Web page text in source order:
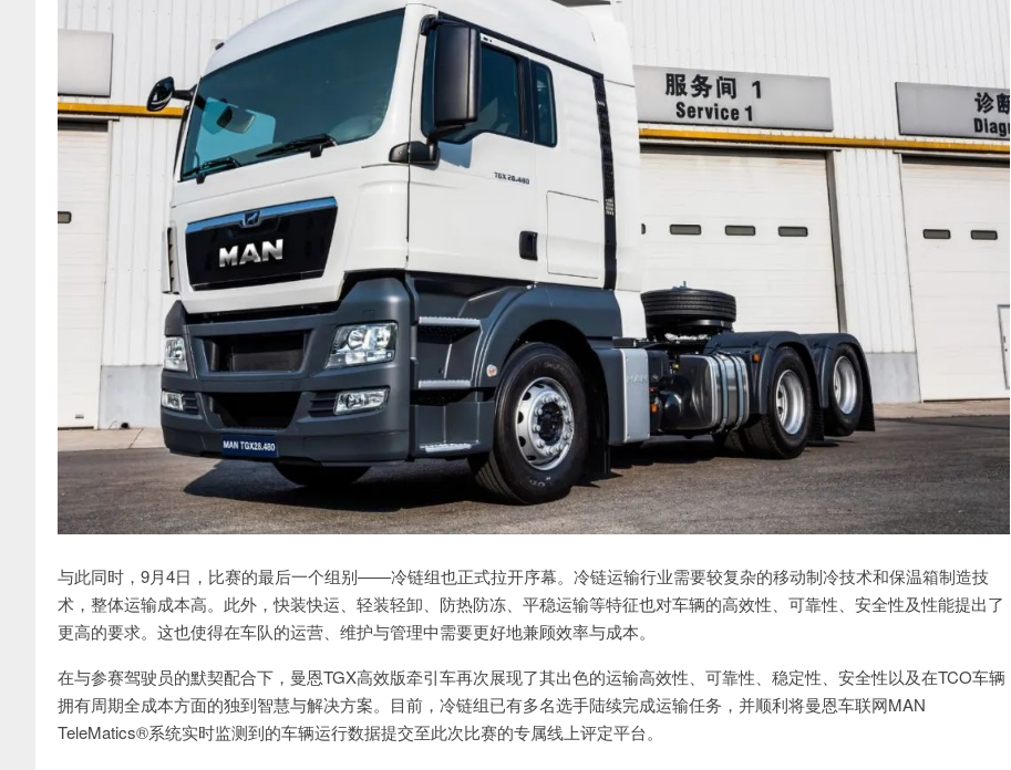
与此同时，9月4日，比赛的最后一个组别——冷链组也正式拉开序幕。冷链运输行业需要较复杂的移动制冷技术和保温箱制造技
术，整体运输成本高。此外，快装快运、轻装轻卸、防热防冻、平稳运输等特征也对车辆的高效性、可靠性、安全性及性能提出了
更高的要求。这也使得在车队的运营、维护与管理中需要更好地兼顾效率与成本。
在与参赛驾驶员的默契配合下，曼恩TGX高效版牵引车再次展现了其出色的运输高效性、可靠性、稳定性、安全性以及在TCO车辆
拥有周期全成本方面的独到智慧与解决方案。目前，冷链组已有多名选手陆续完成运输任务，并顺利将曼恩车联网MAN
TeleMatics®系统实时监测到的车辆运行数据提交至此次比赛的专属线上评定平台。